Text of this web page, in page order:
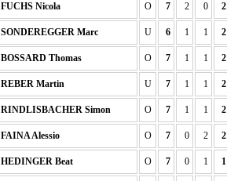
FUCHS Nicola O 7 2 0 2
SONDEREGGER Marc U 6 1 1 2
BOSSARD Thomas O 7 1 1 2
REBER Martin U 7 1 1 2
RINDLISBACHER Simon O 7 1 1 2
FAINA Alessio O 7 0 2 2
HEDINGER Beat O 7 0 1 1